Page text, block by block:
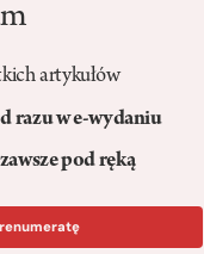
artykułów
razu w e-wydaniu
pod ręką